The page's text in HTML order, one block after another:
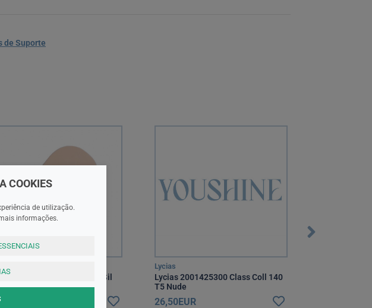
de Suporte
Semdor Dedeira Prot Grd Sil
Lycias
Lycias 2001425300 Class Coll 140
T5 Nude
26,50EUR
COOKIES
de utilização.
informações.